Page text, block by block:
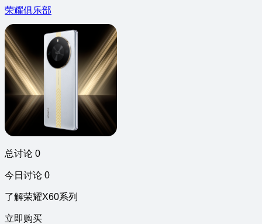
荣耀俱乐部
总讨论 0
今日讨论 0
了解荣耀X60系列
立即购买